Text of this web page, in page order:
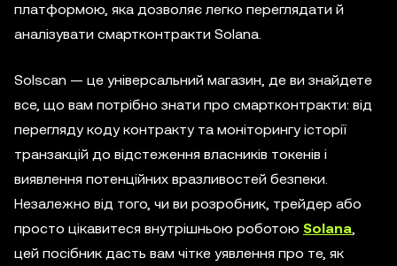
платформою, яка дозволяє легко переглядати й
аналізувати смартконтракти Solana.
Solscan — це універсальний магазин, де ви знайдете
все, що вам потрібно знати про смартконтракти: від
перегляду коду контракту та моніторингу історії
транзакцій до відстеження власників токенів і
виявлення потенційних вразливостей безпеки.
Незалежно від того, чи ви розробник, трейдер або
просто цікавитеся внутрішньою роботою Solana,
цей посібник дасть вам чітке уявлення про те, як